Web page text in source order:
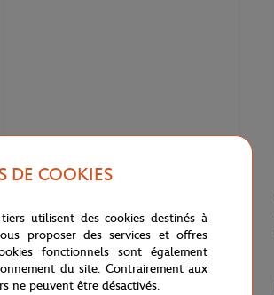
Valise cabine Cadence (55cm) Delsey x
Roland-Garros - Marine
DE COOKIES
utilisent des cookies destinés à
proposer des services et offres
fonctionnels sont également
du site. Contrairement aux
ne peuvent être désactivés.